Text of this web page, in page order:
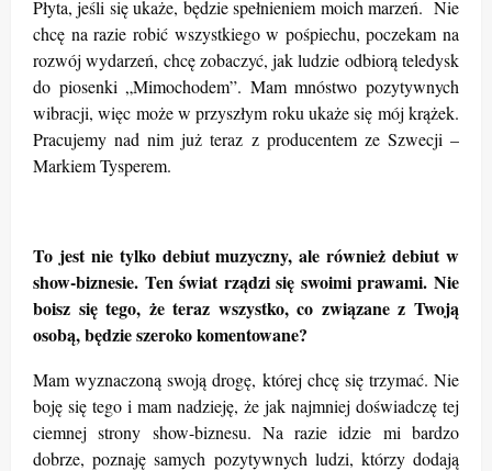
Płyta, jeśli się ukaże, będzie spełnieniem moich marzeń. Nie
chcę na razie robić wszystkiego w pośpiechu, poczekam na
rozwój wydarzeń, chcę zobaczyć, jak ludzie odbiorą teledysk
do piosenki „Mimochodem”. Mam mnóstwo pozytywnych
wibracji, więc może w przyszłym roku ukaże się mój krążek.
Pracujemy nad nim już teraz z producentem ze Szwecji –
Markiem Tysperem.
To jest nie tylko debiut muzyczny, ale również debiut w
show-biznesie. Ten świat rządzi się swoimi prawami. Nie
boisz się tego, że teraz wszystko, co związane z Twoją
osobą, będzie szeroko komentowane?
Mam wyznaczoną swoją drogę, której chcę się trzymać. Nie
boję się tego i mam nadzieję, że jak najmniej doświadczę tej
ciemnej strony show-biznesu. Na razie idzie mi bardzo
dobrze, poznaję samych pozytywnych ludzi, którzy dodają